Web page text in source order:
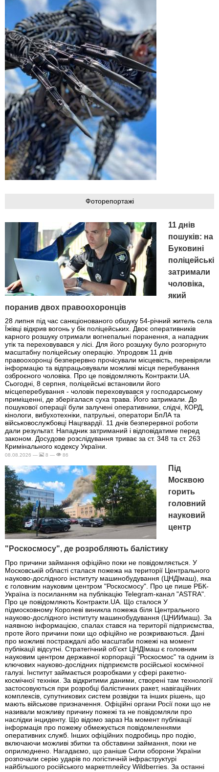
Фоторепортажі
11 днів
пошуків: на
Буковині
поліцейські
затримали
чоловіка,
який
поранив двох правоохоронців
28 липня під час санкціонованого обшуку 54-річний житель села
Їжівці відкрив вогонь у бік поліцейських. Двоє оперативників
карного розшуку отримали вогнепальні поранення, а нападник
утік та переховувався у лісі. Для його розшуку було розгорнуто
масштабну поліцейську операцію. Упродовж 11 днів
правоохоронці безперервно прочісували місцевість, перевіряли
інформацію та відпрацьовували можливі місця перебування
озброєного чоловіка. Про це повідомляють Контракти.UA.
Сьогодні, 8 серпня, поліцейські встановили його
місцеперебування - чоловік переховувався у господарському
приміщенні, де зберігалася суха трава. Його затримали. До
пошукової операції були залучені оперативники, слідчі, КОРД,
кінологи, вибухотехніки, патрульні, оператори БпЛА та
військовослужбовці Нацгвардії. 11 днів безперервної роботи
дали результат. Нападник затриманий і відповідатиме перед
законом. Досудове розслідування триває за ст. 348 та ст. 263
Кримінального кодексу України.
08.08.2026 — 8 — 86
Під
Москвою
горить
головний
науковий
центр
"Роскосмосу", де розробляють балістику
Про причини займання офіційно поки не повідомляється. У
Московській області сталася пожежа на території Центрального
науково-дослідного інституту машинобудування (ЦНДІмаш), яка
є головним науковим центром "Роскосмосу". Про це пише РБК-
Україна із посиланням на публікацію Telegram-канал "ASTRA".
Про це повідомляють Контракти.UA. Що сталося У
підмосковному Королеві виникла пожежа біля Центрального
науково-дослідного інституту машинобудування (ЦНИИмаш). За
наявною інформацією, спалах стався на території підприємства,
проте його причини поки що офіційно не розкриваються. Дані
про можливі постраждалі або масштаби пожежі на момент
публікації відсутні. Стратегічний об'єкт ЦНДІмаш є головним
науковим центром державної корпорації "Роскосмос" та одним із
ключових науково-дослідних підприємств російської космічної
галузі. Інститут займається розробками у сфері ракетно-
космічної техніки. За відкритими даними, створені там технології
застосовуються при розробці балістичних ракет, навігаційних
комплексів, супутникових систем розвідки та інших рішень, що
мають військове призначення. Офіційні органи Росії поки що не
називали можливу причину пожежі та не повідомляли про
наслідки інциденту. Що відомо зараз На момент публікації
інформація про пожежу обмежується повідомленнями
оперативних служб. Інших офіційних подробиць про подію,
включаючи можливі збитки та обставини займання, поки не
оприлюднено. Нагадаємо, що раніше Сили оборони України
розпочали серію ударів по логістичній інфраструктурі
найбільшого російського маркетплейсу Wildberries. За останні